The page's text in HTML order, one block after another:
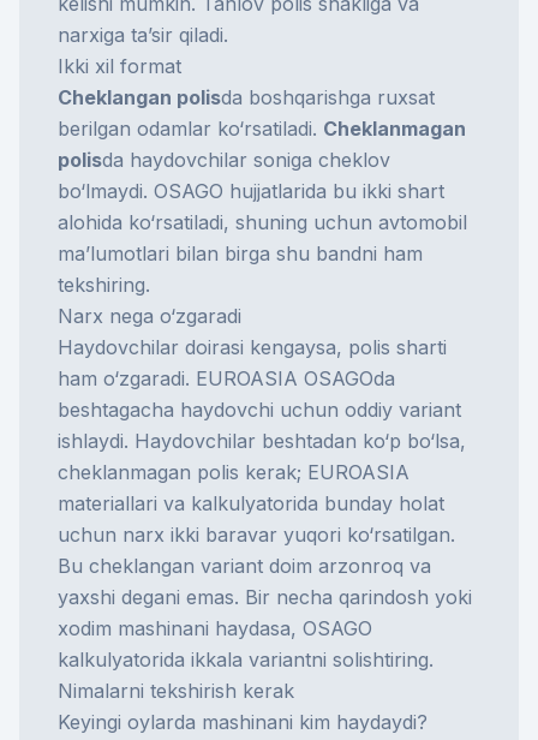
narxiga ta’sir qiladi.
Ikki xil format
Cheklangan polisda boshqarishga ruxsat
berilgan odamlar ko‘rsatiladi. Cheklanmagan
polisda haydovchilar soniga cheklov
bo‘lmaydi. OSAGO hujjatlarida bu ikki shart
alohida ko‘rsatiladi, shuning uchun avtomobil
ma’lumotlari bilan birga shu bandni ham
tekshiring.
Narx nega o‘zgaradi
Haydovchilar doirasi kengaysa, polis sharti
ham o‘zgaradi. EUROASIA OSAGOda
beshtagacha haydovchi uchun oddiy variant
ishlaydi. Haydovchilar beshtadan ko‘p bo‘lsa,
cheklanmagan polis kerak; EUROASIA
materiallari va kalkulyatorida bunday holat
uchun narx ikki baravar yuqori ko‘rsatilgan.
Bu cheklangan variant doim arzonroq va
yaxshi degani emas. Bir necha qarindosh yoki
xodim mashinani haydasa, OSAGO
kalkulyatorida ikkala variantni solishtiring.
Nimalarni tekshirish kerak
Keyingi oylarda mashinani kim haydaydi?